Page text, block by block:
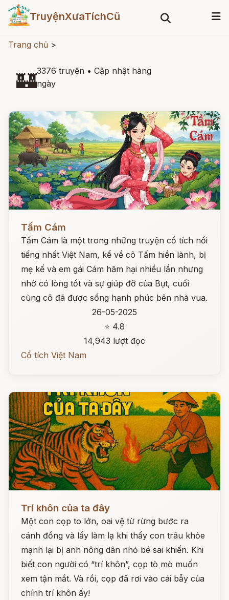
TruyệnXưaTíchCũ
Trang chủ >
🏰3376 truyện • Cập nhật hàng
ngày
Đọc ngay
Tấm Cám
Tấm Cám là một trong những truyện cổ tích nổi
tiếng nhất Việt Nam, kể về cô Tấm hiền lành, bị
mẹ kế và em gái Cám hãm hại nhiều lần nhưng
nhờ có lòng tốt và sự giúp đỡ của Bụt, cuối
cùng cô đã được sống hạnh phúc bên nhà vua.
26-05-2025
⭐ 4.8
14,943 lượt đọc
Cổ tích Việt Nam
Trí khôn của ta đây
Một con cọp to lớn, oai vệ từ rừng bước ra
cánh đồng và lấy làm lạ khi thấy con trâu khỏe
mạnh lại bị anh nông dân nhỏ bé sai khiến. Khi
biết con người có “trí khôn”, cọp tò mò muốn
xem tận mắt. Và rồi, cọp đã rơi vào cái bẫy của
chính trí khôn ấy!